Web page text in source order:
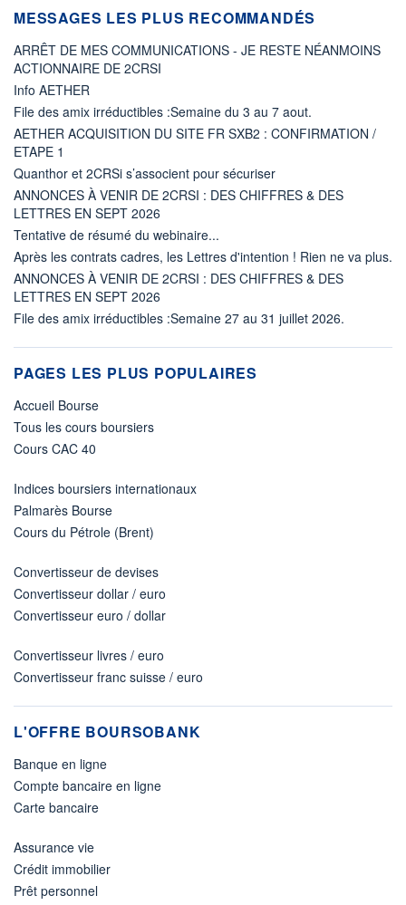
MESSAGES LES PLUS RECOMMANDÉS
ARRÊT DE MES COMMUNICATIONS - JE RESTE NÉANMOINS
ACTIONNAIRE DE 2CRSI
Info AETHER
File des amix irréductibles :Semaine du 3 au 7 aout.
AETHER ACQUISITION DU SITE FR SXB2 : CONFIRMATION /
ETAPE 1
Quanthor et 2CRSi s’associent pour sécuriser
ANNONCES À VENIR DE 2CRSI : DES CHIFFRES & DES
LETTRES EN SEPT 2026
Tentative de résumé du webinaire...
Après les contrats cadres, les Lettres d'intention ! Rien ne va plus.
ANNONCES À VENIR DE 2CRSI : DES CHIFFRES & DES
LETTRES EN SEPT 2026
File des amix irréductibles :Semaine 27 au 31 juillet 2026.
PAGES LES PLUS POPULAIRES
Accueil Bourse
Tous les cours boursiers
Cours CAC 40
Indices boursiers internationaux
Palmarès Bourse
Cours du Pétrole (Brent)
Convertisseur de devises
Convertisseur dollar / euro
Convertisseur euro / dollar
Convertisseur livres / euro
Convertisseur franc suisse / euro
L'OFFRE BOURSOBANK
Banque en ligne
Compte bancaire en ligne
Carte bancaire
Assurance vie
Crédit immobilier
Prêt personnel